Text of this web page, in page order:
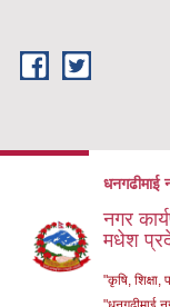
धनगढीमाई
नगर
मधेश
"कृषि, शिक्षा,